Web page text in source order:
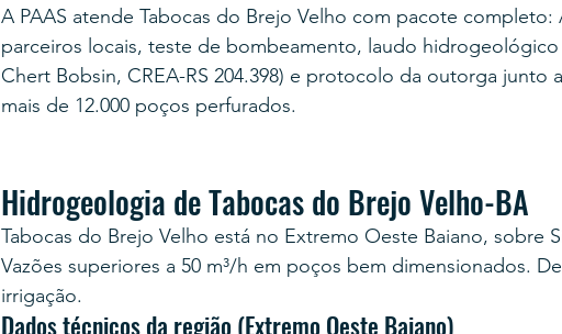
A PAAS atende Tabocas do Brejo Velho com pacote completo:
parceiros locais, teste de bombeamento, laudo
Chert Bobsin, CREA-RS 204.398) e protocolo da outorga junto
mais de 12.000 poços perfurados.
Hidrogeologia de Tabocas do Brejo Velho-BA
Tabocas do Brejo Velho está no Extremo Oeste Baiano, sobre
Vazões superiores a 50 m³/h em poços bem dimensionados.
irrigação.
Dados técnicos da região (Extremo Oeste Baiano)